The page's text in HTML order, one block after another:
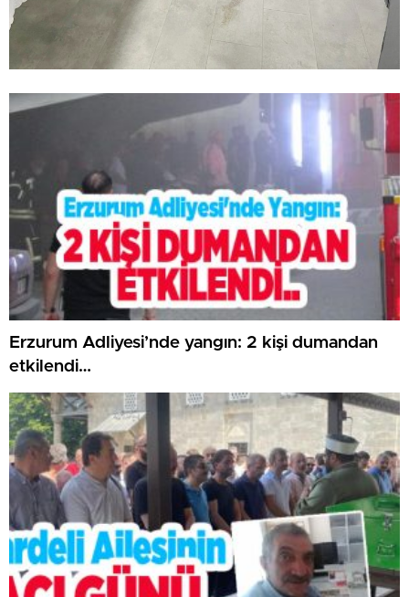
Erzurum Adliyesi’nde yangın: 2 kişi dumandan
etkilendi…